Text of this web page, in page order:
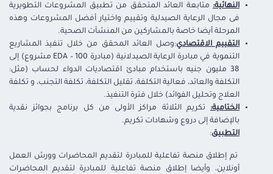
النهائية: متابعة العائد المتحقق من تطبيق المشروعات التطويرية
فى مجال الرعاية الصيدلية وتقييم واختيار أفضل المشروعات وهذه
المرحلة أيضا خاصة بالمشاركين من المنشآت الصحية.
التقييم الاقتصادي:وصل العائد المحقق من خلال تنفيذ المشاريع
التنموية في مبادرة الرعاية الصيدلانية (مبادرة EDA – 100 مشروع) إلى
38 مليون جنيه باستخدام مبادئ اقتصاديات الدواء لحساب (مثل:
التكلفة والعائد، فعالية التكلفة، تقليل التكلفة، تكلفة التجنب، و تكلفة
العلاج وتحليل الفوائد) خلال فترة التنفيذ.
الختامية:
تكريم الثلاثة مراكز الأولى من كل برنامج بجوائز نقدية
بالإضافة إلى دروع وشهادات تكريم.
التطبيق:
تم إطلاق منصة تفاعلية للمبادرة لتقديم المحاضرات وورش العمل
أونلاين، وأيضا إطلاق منصة تفاعلية للمبادرة لتقديم المحاضرات